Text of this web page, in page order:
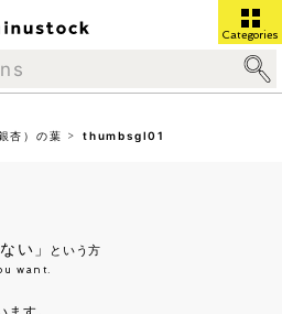
Categories
杏）の葉 > thumbsgl01
い」 という方
want.